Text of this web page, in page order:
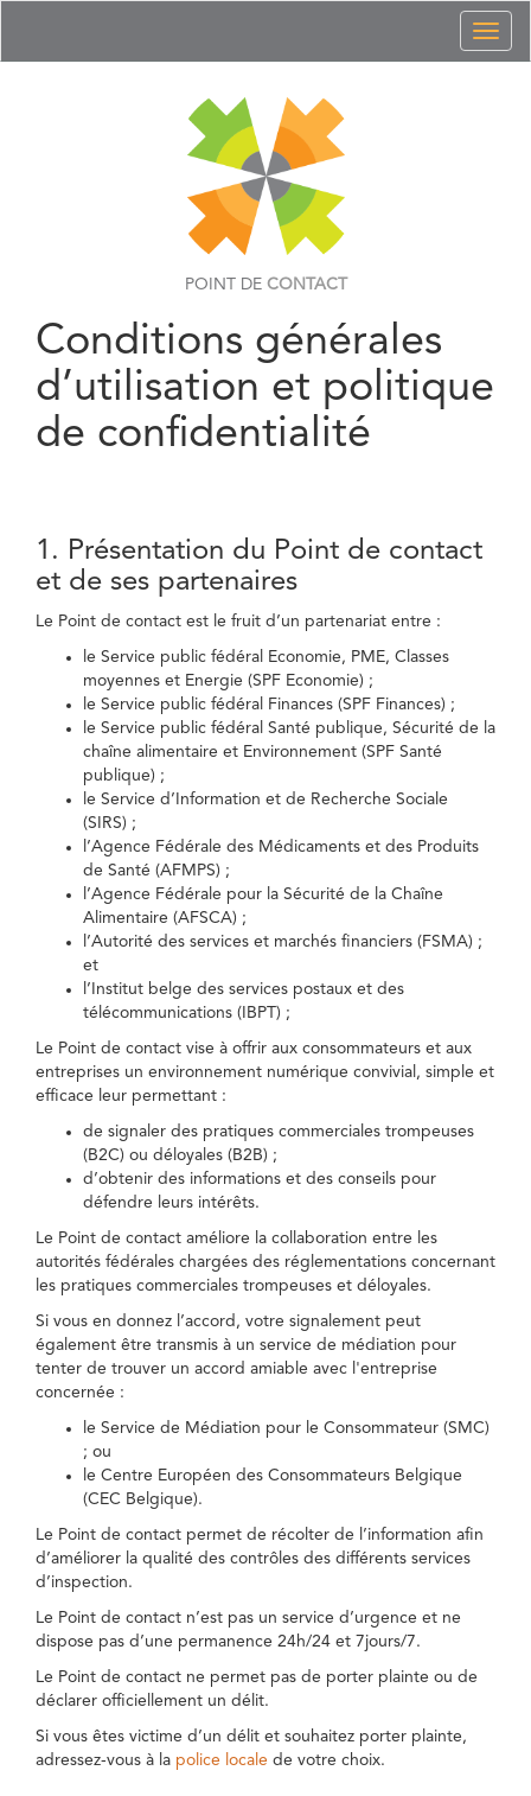
POINT DE CONTACT
Conditions générales
d’utilisation et politique
de confidentialité
1. Présentation du Point de contact
et de ses partenaires
Le Point de contact est le fruit d’un partenariat entre :
le Service public fédéral Economie, PME, Classes
moyennes et Energie (SPF Economie) ;
le Service public fédéral Finances (SPF Finances) ;
le Service public fédéral Santé publique, Sécurité de la
chaîne alimentaire et Environnement (SPF Santé
publique) ;
le Service d’Information et de Recherche Sociale
(SIRS) ;
l’Agence Fédérale des Médicaments et des Produits
de Santé (AFMPS) ;
l’Agence Fédérale pour la Sécurité de la Chaîne
Alimentaire (AFSCA) ;
l’Autorité des services et marchés financiers (FSMA) ;
et
l’Institut belge des services postaux et des
télécommunications (IBPT) ;
Le Point de contact vise à offrir aux consommateurs et aux
entreprises un environnement numérique convivial, simple et
efficace leur permettant :
de signaler des pratiques commerciales trompeuses
(B2C) ou déloyales (B2B) ;
d’obtenir des informations et des conseils pour
défendre leurs intérêts.
Le Point de contact améliore la collaboration entre les
autorités fédérales chargées des réglementations concernant
les pratiques commerciales trompeuses et déloyales.
Si vous en donnez l’accord, votre signalement peut
également être transmis à un service de médiation pour
tenter de trouver un accord amiable avec l'entreprise
concernée :
le Service de Médiation pour le Consommateur (SMC)
; ou
le Centre Européen des Consommateurs Belgique
(CEC Belgique).
Le Point de contact permet de récolter de l’information afin
d’améliorer la qualité des contrôles des différents services
d’inspection.
Le Point de contact n’est pas un service d’urgence et ne
dispose pas d’une permanence 24h/24 et 7jours/7.
Le Point de contact ne permet pas de porter plainte ou de
déclarer officiellement un délit.
Si vous êtes victime d’un délit et souhaitez porter plainte,
adressez-vous à la police locale de votre choix.